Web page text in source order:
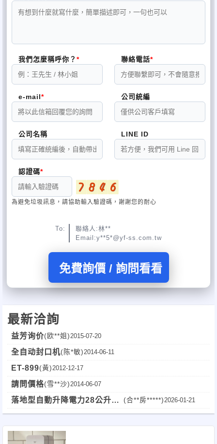
我們怎麼稱呼你？ 聯絡電話
e-mail 公司統編
公司名稱 LINE ID
認證碼
為避免垃圾訊息，請協助輸入驗證碼，謝謝您的耐心
To:
聯絡人:林**
Email:y**5*@yf-ss.com.tw
免費詢價 / 詢問看看
最新洽詢
益芳询价(欧**姐)2015-07-20
全自动封口机(陈*敏)2014-06-11
ET-899(黃)2012-12-17
請問價格(雪**沙)2014-06-07
落地型自動升降電力28公升單
缸油炸機價格是多少
(合**房*****)2026-01-21